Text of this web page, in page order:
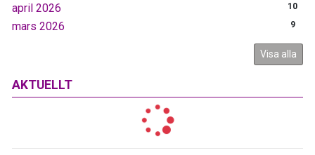
april 2026 10
mars 2026 9
Visa alla
AKTUELLT